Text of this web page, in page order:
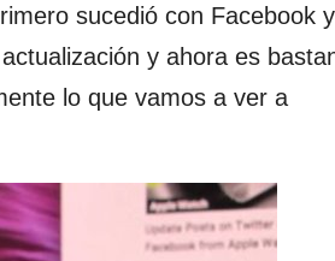
sucedió con Facebook y
y ahora es
lo que vamos a ver a